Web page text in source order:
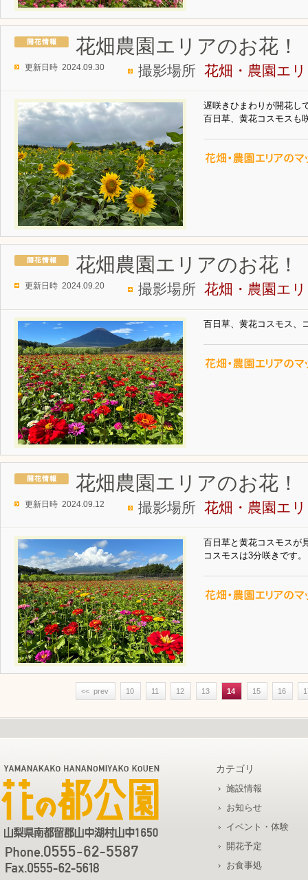
花畑農園エリアのお花！
更新日時 2024.09.30 撮影場所 花畑・農園エ
遅咲きひまわりが開花し
百日草、黄花コスモスも
花畑農園エリアのお花！
更新日時 2024.09.20 撮影場所 花畑・農園エ
百日草、黄花コスモス、
花畑農園エリアのお花！
更新日時 2024.09.12 撮影場所 花畑・農園エ
百日草と黄花コスモスが
コスモスは3分咲きです。
<< prev 10 11 12 13 14 15 16
カテゴリ
施設情報
お知らせ
イベント・体験
開花予定
お食事処